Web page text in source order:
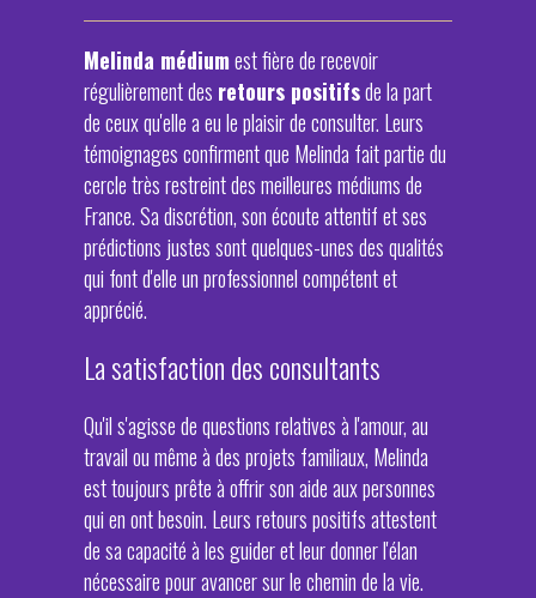
Melinda médiumest fière de recevoir
régulièrement des retours positifsde la part
de ceux qu'elle a eu le plaisir de consulter. Leurs
témoignages confirment que Melinda fait partie du
cercle très restreint des meilleures médiums de
France. Sa discrétion, son écoute attentif et ses
prédictions justes sont quelques-unes des qualités
qui font d'elle un professionnel compétent et
apprécié.
La satisfaction des consultants
Qu'il s'agisse de questions relatives à l'amour, au
travail ou même à des projets familiaux, Melinda
est toujours prête à offrir son aide aux personnes
qui en ont besoin. Leurs retours positifs attestent
de sa capacité à les guider et leur donner l'élan
nécessaire pour avancer sur le chemin de la vie.